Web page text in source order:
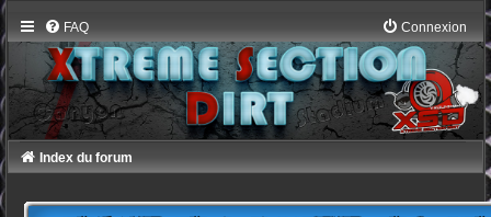
FAQ Connexion
Index du forum